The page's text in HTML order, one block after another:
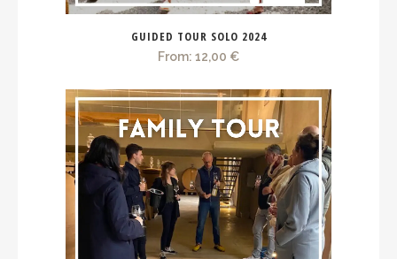
GUIDED TOUR SOLO 2024
From: 12,00 €